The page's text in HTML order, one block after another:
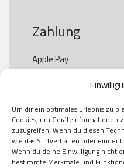
Um dir ein optimales Erlebnis zu
Cookies, um Geräteinformationen
zuzugreifen. Wenn du diesen
wie das Surfverhalten oder
Wenn du deine Einwilligung nicht
bestimmte Merkmale und
Zahlung
Apple Pay
Paypal
Kauf auf Rechung
Klarna
American Express